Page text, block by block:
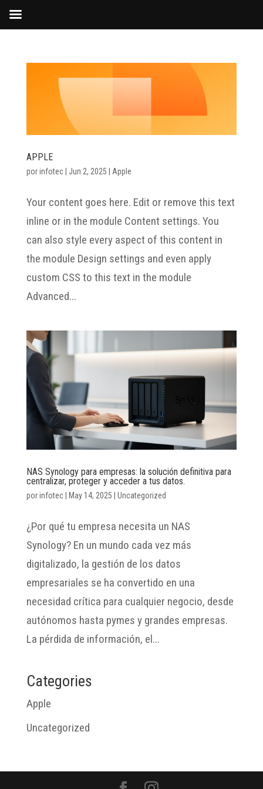
APPLE
porinfotec| Jun 2, 2025 Apple
Your content goes here. Edit or remove this text
inline or in the module Content settings. You
can also style every aspect of this content in
the module Design settings and even apply
custom CSS to this text in the module
Advanced...
NAS Synology para empresas: la solución definitiva para
centralizar, proteger y acceder a tus datos.
porinfotec| May 14, 2025 Uncategorized
¿Por qué tu empresa necesita un NAS
Synology? En un mundo cada vez más
digitalizado, la gestión de los datos
empresariales se ha convertido en una
necesidad crítica para cualquier negocio, desde
autónomos hasta pymes y grandes empresas.
La pérdida de información, el...
Categories
Apple
Uncategorized